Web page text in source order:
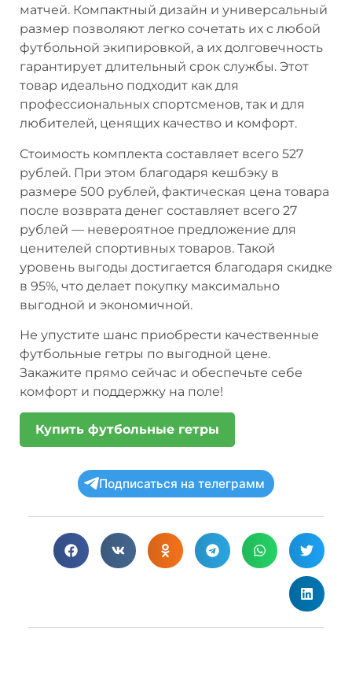
матчей. Компактный дизайн и универсальный
размер позволяют легко сочетать их с любой
футбольной экипировкой, а их долговечность
гарантирует длительный срок службы. Этот
товар идеально подходит как для
профессиональных спортсменов, так и для
любителей, ценящих качество и комфорт.
Стоимость комплекта составляет всего 527
рублей. При этом благодаря кешбэку в
размере 500 рублей, фактическая цена товара
после возврата денег составляет всего 27
рублей — невероятное предложение для
ценителей спортивных товаров. Такой
уровень выгоды достигается благодаря скидке
в 95%, что делает покупку максимально
выгодной и экономичной.
Не упустите шанс приобрести качественные
футбольные гетры по выгодной цене.
Закажите прямо сейчас и обеспечьте себе
комфорт и поддержку на поле!
Купить футбольные гетры
Подписаться на телеграмм